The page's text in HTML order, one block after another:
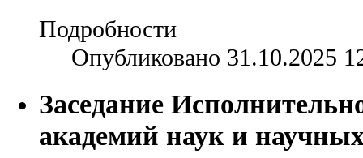
Подробности
Опубликовано 31.10.2025
Заседание
академий наук и